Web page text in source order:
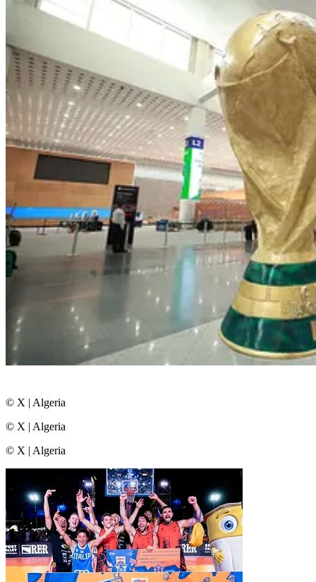
© X | Algeria
© X | Algeria
© X | Algeria